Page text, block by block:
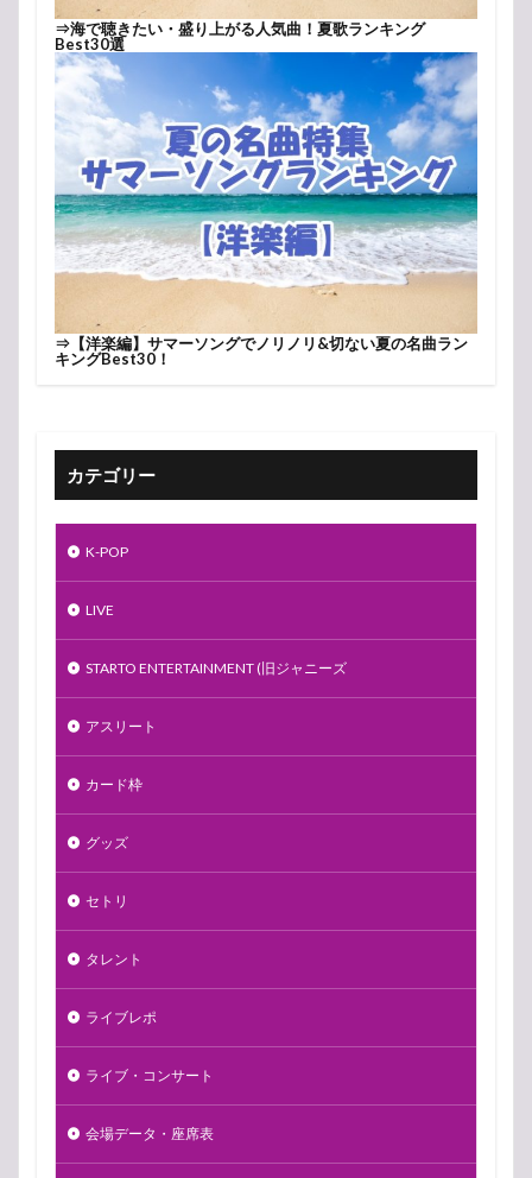
⇒海で聴きたい・盛り上がる人気曲！夏歌ランキング
Best30選
⇒ 【洋楽編】サマーソングでノリノリ&切ない夏の名曲ラン
キングBest30！
カテゴリー
K-POP
LIVE
STARTO ENTERTAINMENT (旧ジャニーズ
アスリート
カード枠
グッズ
セトリ
タレント
ライブレポ
ライブ・コンサート
会場データ・座席表